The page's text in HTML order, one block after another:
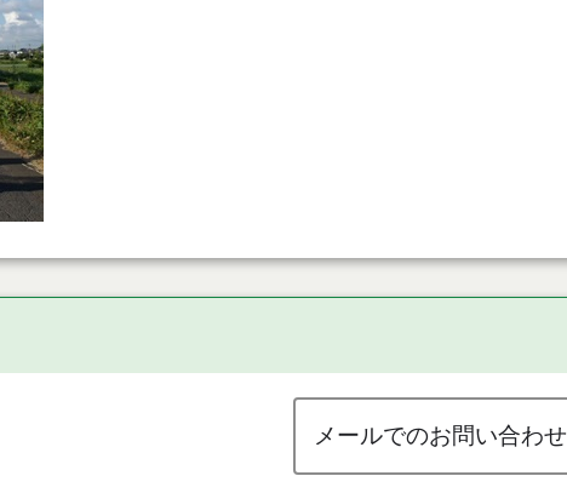
メールでのお問い合わせ